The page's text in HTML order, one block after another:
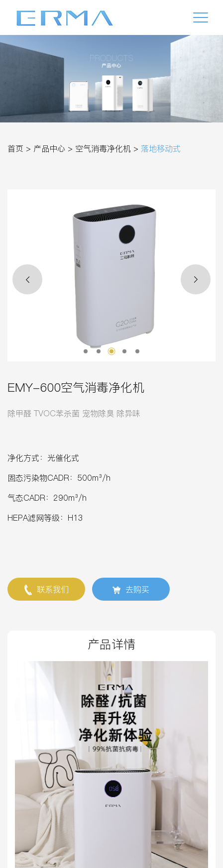
首页 > 产品中心 > 空气消毒净化机 > 落地移动式
EMY-600空气消毒净化机
除甲醛 TVOC苯杀菌 宠物除臭 除异味
净化方式：光催化式
固态污染物CADR：500m³/h
气态CADR：290m³/h
HEPA滤网等级：H13
联系我们 去购买
产品详情